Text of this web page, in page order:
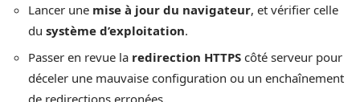
Lancer une mise à jour du navigateur, et vérifier celle
du système d’exploitation.
Passer en revue la redirection HTTPS côté serveur pour
déceler une mauvaise configuration ou un enchaînement
de redirections erronées.